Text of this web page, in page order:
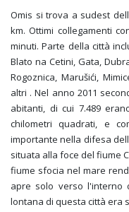
Omis si trova a sudest
km. Ottimi collegamenti
minuti. Parte della città
Blato na Cetini, Gata,
Rogoznica, Marušići,
altri . Nel anno 2011
abitanti, di cui 7.489
chilometri quadrati, e
importante nella difesa
situata alla foce del fiume
fiume sfocia nel mare
apre solo verso l'interno
lontana di questa città era